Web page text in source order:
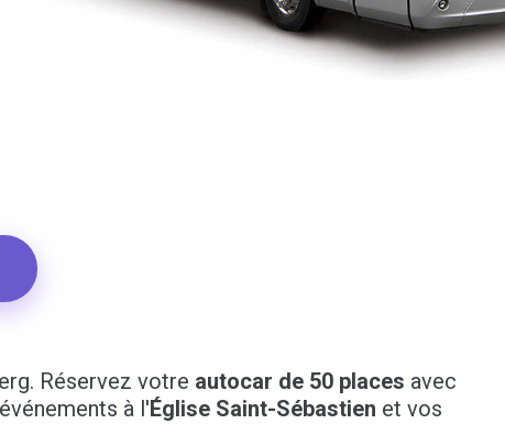
Réservez votre autocar de 50 places avec
à l'Église Saint-Sébastien et vos